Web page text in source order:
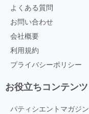
よくある質問
お問い合わせ
会社概要
利用規約
プライバシーポリシー
お役立ちコンテンツ
パティシエントマガジン